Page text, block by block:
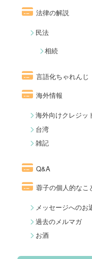
法律の解説
民法
相続
言語化ちゃれんじ
海外情報
海外向けクレジッ
台湾
雑記
Q&A
蓉子の個人的なこ
メッセージへのお
過去のメルマガ
お酒